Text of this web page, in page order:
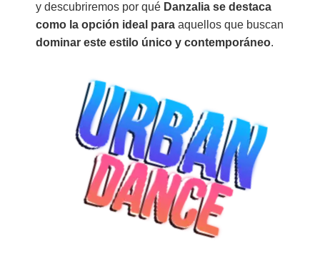
y descubriremos por qué Danzalia se destaca
como la opción ideal para aquellos que buscan
dominar este estilo único y contemporáneo.